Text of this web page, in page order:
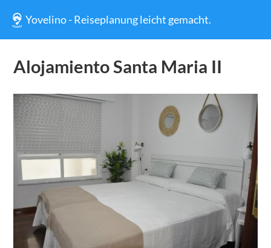
Yovelino - Reiseplanung leicht gemacht.
Alojamiento Santa Maria II